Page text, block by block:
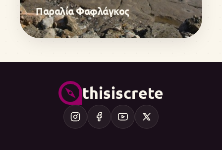
Παραλία Φαφλάγκος
thisiscrete